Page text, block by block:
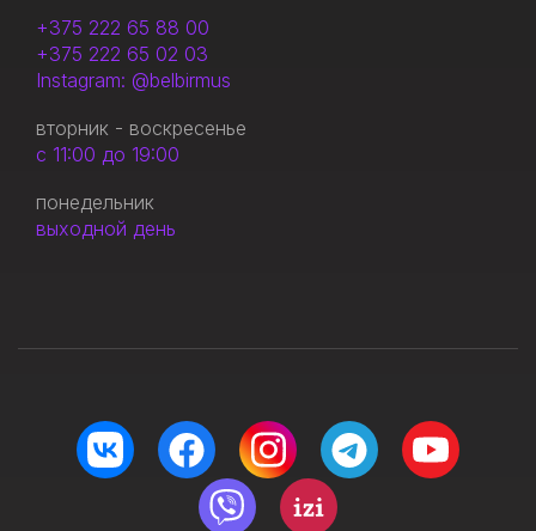
+375 222 65 88 00
+375 222 65 02 03
Instagram: @belbirmus
вторник - воскресенье
с 11:00 до 19:00
понедельник
выходной день